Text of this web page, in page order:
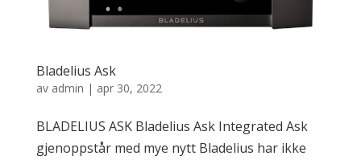
Bladelius Ask
av admin | apr 30, 2022
BLADELIUS ASK Bladelius Ask Integrated Ask
gjenoppstår med mye nytt Bladelius har ikke